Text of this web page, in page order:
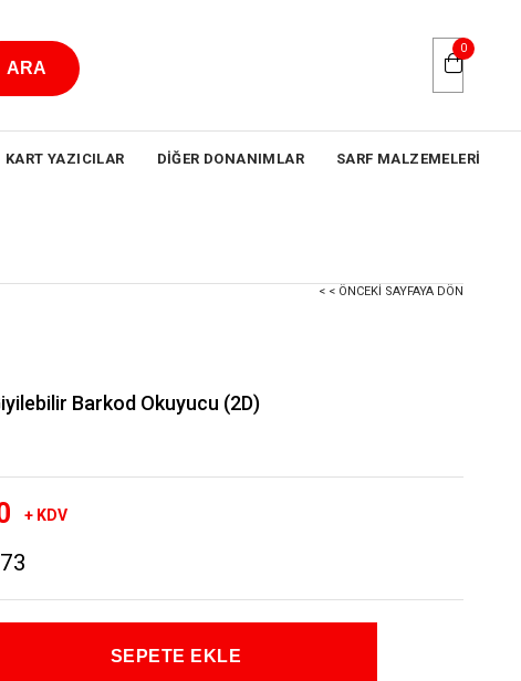
0
KART YAZICILAR DIĞER DONANIMLAR SARF MALZEMELERI
< < ÖNCEKI SAYFAYA DÖN
Barkod Okuyucu (2D)
+ KDV